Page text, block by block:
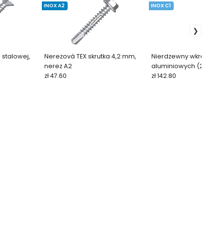
stalowej,
Nerezová TEX skrutka 4,2 mm,
nerez A2
INOX A2
zł 47.60
Nierdzewny wkręt do
aluminiowych (200
INOX C1
zł 142.80